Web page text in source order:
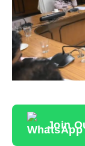
Join